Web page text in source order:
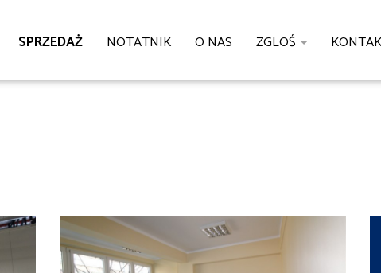
SPRZEDAŻ NOTATNIK O NAS ZGLOŚ